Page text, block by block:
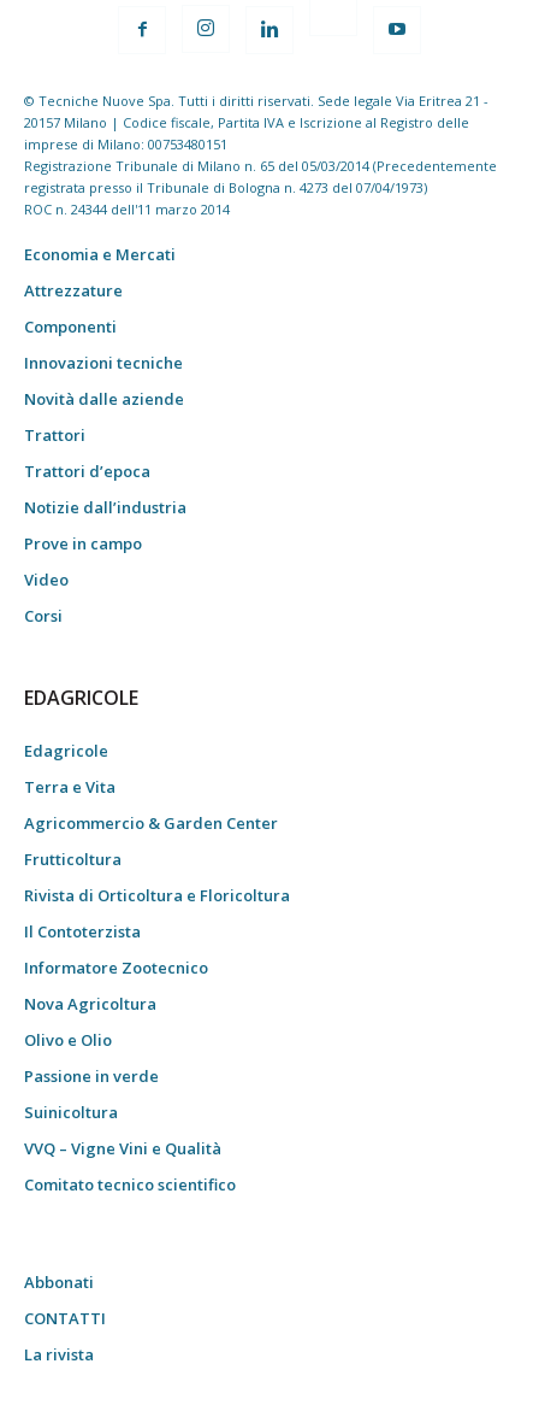
© Tecniche Nuove Spa. Tutti i diritti riservati. Sede legale Via Eritrea 21 -
20157 Milano | Codice fiscale, Partita IVA e Iscrizione al Registro delle
imprese di Milano: 00753480151
Registrazione Tribunale di Milano n. 65 del 05/03/2014 (Precedentemente
registrata presso il Tribunale di Bologna n. 4273 del 07/04/1973)
ROC n. 24344 dell'11 marzo 2014
Economia e Mercati
Attrezzature
Componenti
Innovazioni tecniche
Novità dalle aziende
Trattori
Trattori d’epoca
Notizie dall’industria
Prove in campo
Video
Corsi
EDAGRICOLE
Edagricole
Terra e Vita
Agricommercio & Garden Center
Frutticoltura
Rivista di Orticoltura e Floricoltura
Il Contoterzista
Informatore Zootecnico
Nova Agricoltura
Olivo e Olio
Passione in verde
Suinicoltura
VVQ – Vigne Vini e Qualità
Comitato tecnico scientifico
Abbonati
CONTATTI
La rivista